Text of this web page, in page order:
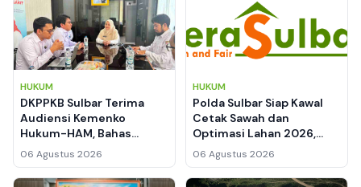
HUKUM
DKPPKB Sulbar Terima
Audiensi Kemenko
Hukum-HAM, Bahas
Layanan Kesehatan
Inklusif bagi Disabilitas
dan Lansia
06 Agustus 2026
HUKUM
Polda Sulbar Siap Kawal
Cetak Sawah dan
Optimasi Lahan 2026,
Perkuat Ketahanan
Pangan di Mamuju
06 Agustus 2026